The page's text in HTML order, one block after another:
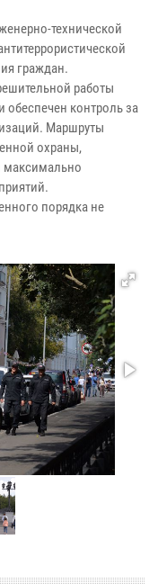
технической
граждан.
работы
контроль за
Маршруты
охраны,
максимально
порядка не